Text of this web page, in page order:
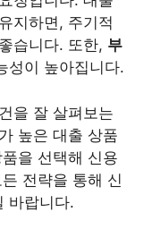
지하면, 주기적
습니다. 또한, 부
성이 높아집니다.
을 잘 살펴보는
높은 대출 상품
을 선택해 신용
전략을 통해 신
바랍니다.